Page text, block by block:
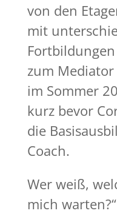
von den
mit
zum Mediator
im Sommer
kurz bevor
die
Coach.
Wer weiß,
mich warten?“